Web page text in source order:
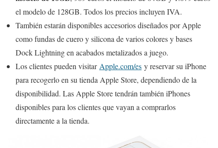
el modelo de 128GB. Todos los precios incluyen IVA.
También estarán disponibles accesorios diseñados por Apple
como fundas de cuero y silicona de varios colores y bases
Dock Lightning en acabados metalizados a juego.
Los clientes pueden visitar Apple.com/es y reservar su iPhone
para recogerlo en su tienda Apple Store, dependiendo de la
disponibilidad. Las Apple Store tendrán también iPhones
disponibles para los clientes que vayan a comprarlos
directamente a la tienda.